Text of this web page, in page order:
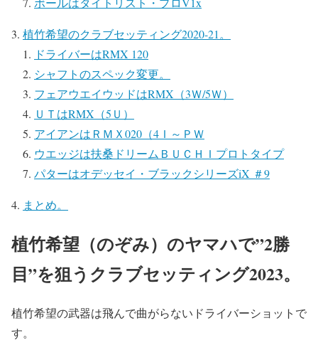
植竹希望のクラブセッティング2020-21。
ドライバーはRMX 120
シャフトのスペック変更。
フェアウエイウッドはRMX（3Ｗ/5Ｗ）
ＵＴはRMX（5Ｕ）
アイアンはＲＭＸ020（4Ｉ～ＰＷ
ウエッジは扶桑ドリームＢＵＣＨＩプロトタイプ
パターはオデッセイ・ブラックシリーズiX ＃9
まとめ。
植竹希望（のぞみ）のヤマハで”2勝
目”を狙うクラブセッティング2023。
植竹希望の武器は飛んで曲がらないドライバーショットで
す。